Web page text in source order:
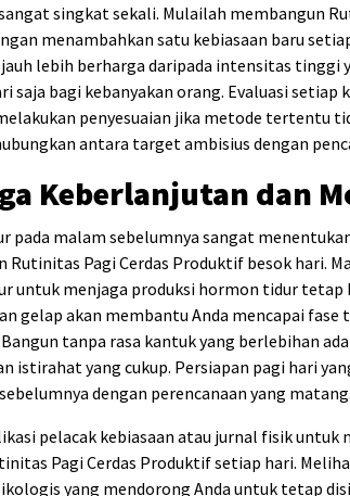
singkat sekali. Mulailah membangun
menambahkan satu kebiasaan baru
lebih berharga daripada intensitas tinggi
saja bagi kebanyakan orang. Evaluasi setiap
penyesuaian jika metode tertentu
antara target ambisius dengan
Keberlanjutan dan
pada malam sebelumnya sangat
Rutinitas Pagi Cerdas Produktif besok hari.
untuk menjaga produksi hormon tidur tetap
gelap akan membantu Anda mencapai fase
tanpa rasa kantuk yang berlebihan
istirahat yang cukup. Persiapan pagi hari
dengan perencanaan yang matang.
pelacak kebiasaan atau jurnal fisik untuk
Pagi Cerdas Produktif setiap hari.
yang mendorong Anda untuk tetap